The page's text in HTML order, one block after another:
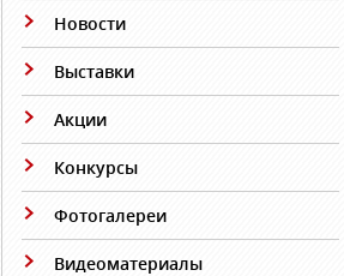
Новости
Выставки
Акции
Конкурсы
Фотогалереи
Видеоматериалы